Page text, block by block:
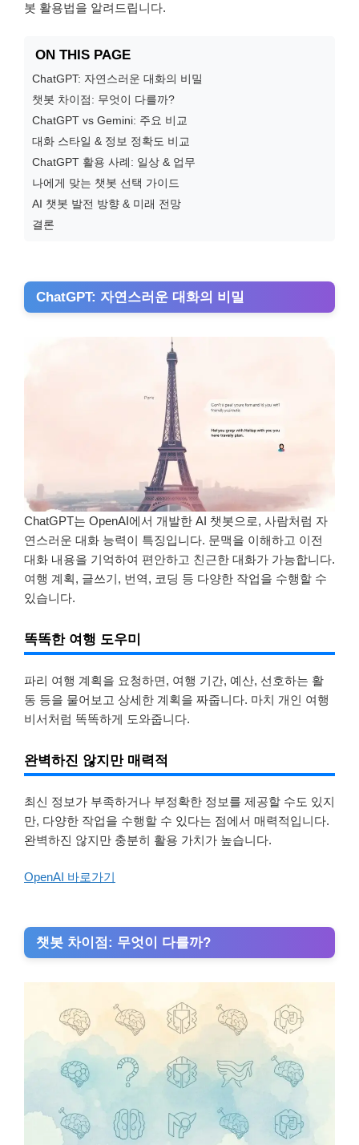
봇 활용법을 알려드립니다.
ON THIS PAGE
ChatGPT: 자연스러운 대화의 비밀
챗봇 차이점: 무엇이 다를까?
ChatGPT vs Gemini: 주요 비교
대화 스타일 & 정보 정확도 비교
ChatGPT 활용 사례: 일상 & 업무
나에게 맞는 챗봇 선택 가이드
AI 챗봇 발전 방향 & 미래 전망
결론
ChatGPT: 자연스러운 대화의 비밀
ChatGPT는 OpenAI에서 개발한 AI 챗봇으로, 사람처럼 자
연스러운 대화 능력이 특징입니다. 문맥을 이해하고 이전
대화 내용을 기억하여 편안하고 친근한 대화가 가능합니다.
여행 계획, 글쓰기, 번역, 코딩 등 다양한 작업을 수행할 수
있습니다.
똑똑한 여행 도우미
파리 여행 계획을 요청하면, 여행 기간, 예산, 선호하는 활
동 등을 물어보고 상세한 계획을 짜줍니다. 마치 개인 여행
비서처럼 똑똑하게 도와줍니다.
완벽하진 않지만 매력적
최신 정보가 부족하거나 부정확한 정보를 제공할 수도 있지
만, 다양한 작업을 수행할 수 있다는 점에서 매력적입니다.
완벽하진 않지만 충분히 활용 가치가 높습니다.
OpenAI 바로가기
챗봇 차이점: 무엇이 다를까?